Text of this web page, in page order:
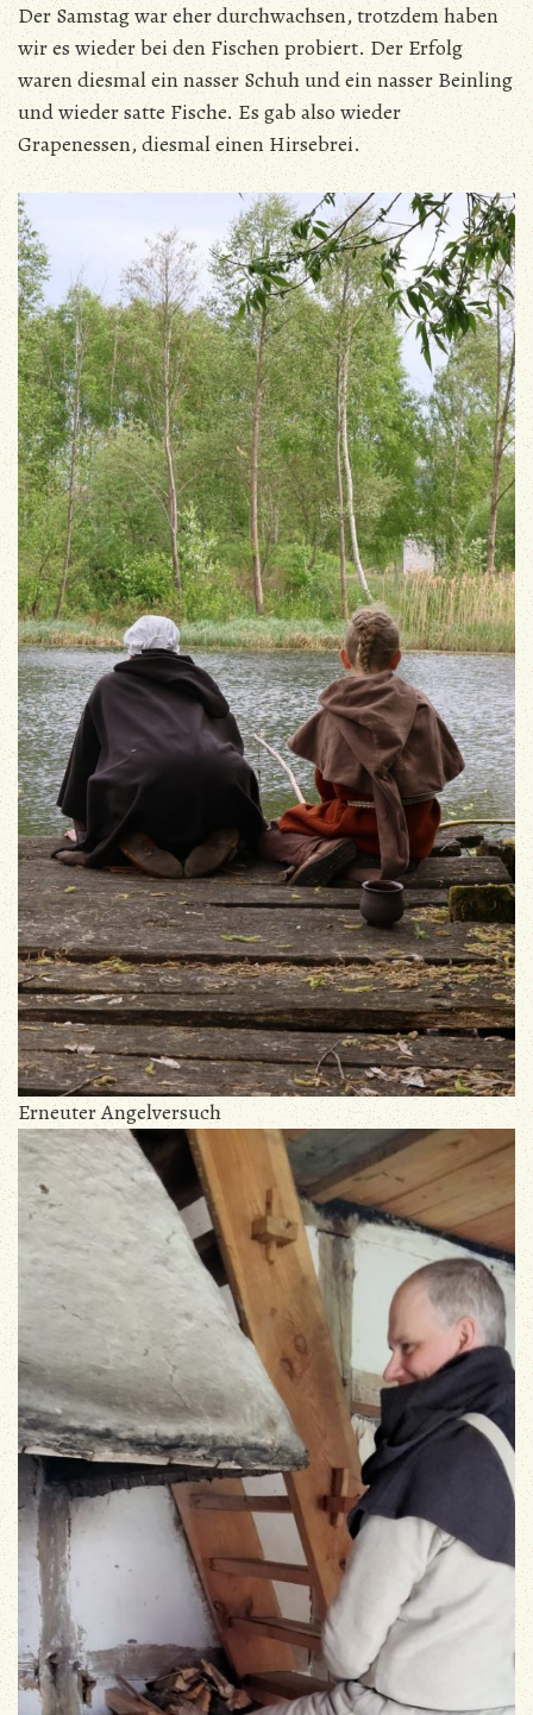
Der Samstag war eher durchwachsen, trotzdem haben
wir es wieder bei den Fischen probiert. Der Erfolg
waren diesmal ein nasser Schuh und ein nasser Beinling
und wieder satte Fische. Es gab also wieder
Grapenessen, diesmal einen Hirsebrei.
Erneuter Angelversuch